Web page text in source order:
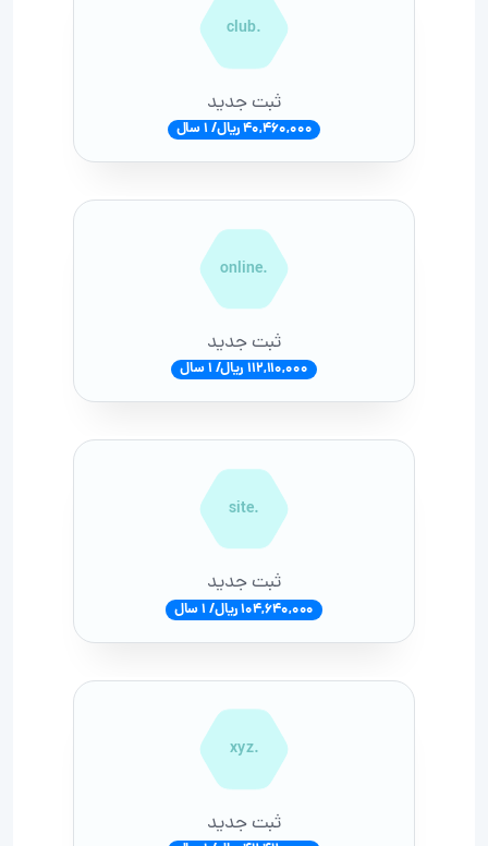
.club
ثبت جدید
40,460,000 ریال/ 1 سال
.online
ثبت جدید
112,110,000 ریال/ 1 سال
.site
ثبت جدید
104,640,000 ریال/ 1 سال
.xyz
ثبت جدید